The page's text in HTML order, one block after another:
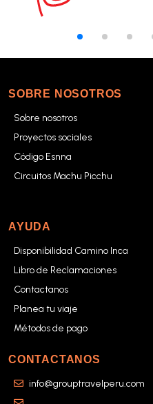
SOBRE NOSOTROS
Sobre nosotros
Proyectos sociales
Código Esnna
Circuitos Machu Picchu
AYUDA
Disponibilidad Camino Inca
Libro de Reclamaciones
Contactanos
Planea tu viaje
Métodos de pago
CONTACTANOS
info@grouptravelperu.com